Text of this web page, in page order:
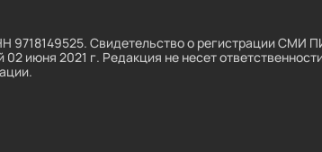
9718149525. Свидетельство о регистрации
июня 2021 г. Редакция не несет